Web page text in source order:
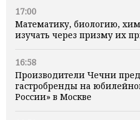
17:00
Математику, биологию,
изучать через призму их
16:58
Производители Чечни
гастробренды на
России» в Москве